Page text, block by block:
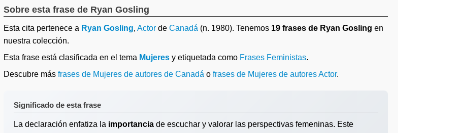
Sobre esta frase de Ryan Gosling
Esta cita pertenece a Ryan Gosling, Actor de Canadá (n. 1980). Tenemos 19 frases de Ryan Gosling en
nuestra colección.
Esta frase está clasificada en el tema Mujeres y etiquetada como Frases Feministas.
Descubre más frases de Mujeres de autores de Canadá o frases de Mujeres de autores Actor.
Significado de esta frase
La declaración enfatiza la importancia de escuchar y valorar las perspectivas femeninas. Este